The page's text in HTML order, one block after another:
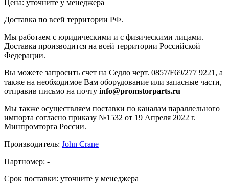
Цена: уточните у менеджера
Доставка по всей территории РФ.
Мы работаем с юридическими и с физическими лицами.
Доставка производится на всей территории Российской
Федерации.
Вы можете запросить счет на Седло черт. 0857/F69/277 9221, а
также на необходимое Вам оборудование или запасные части,
отправив письмо на почту info@promstorparts.ru
Мы также осуществляем поставки по каналам параллельного
импорта согласно приказу №1532 от 19 Апреля 2022 г.
Минпромторга России.
Производитель: John Crane
Партномер: -
Срок поставки: уточните у менеджера